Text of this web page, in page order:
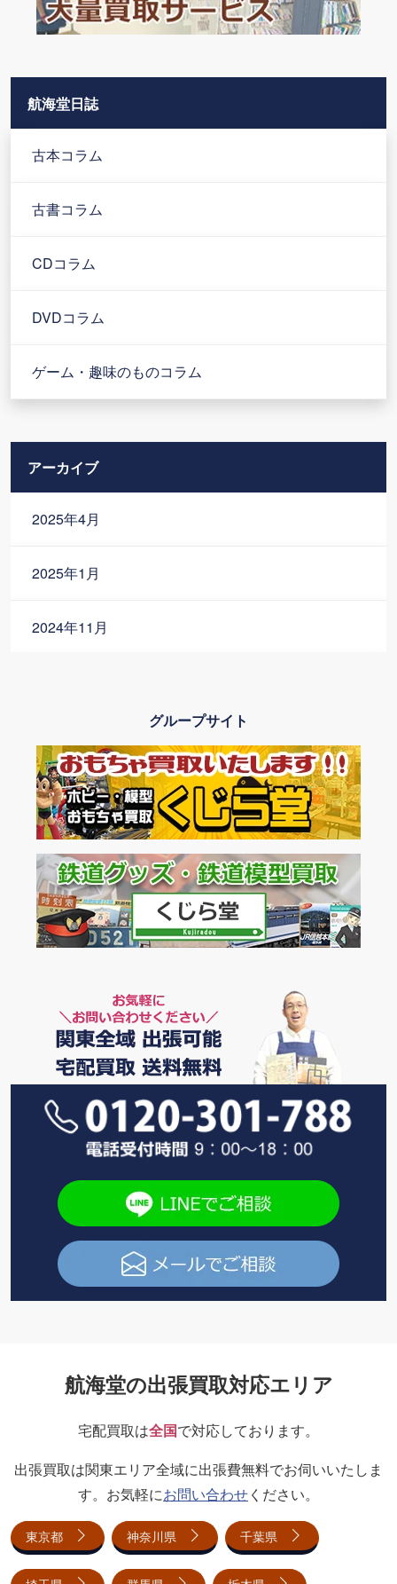
航海堂日誌
古本コラム
古書コラム
CDコラム
DVDコラム
ゲーム・趣味のものコラム
アーカイブ
2025年4月
2025年1月
2024年11月
グループサイト
航海堂の出張買取対応エリア
宅配買取は全国で対応しております。
出張買取は関東エリア全域に出張費無料でお伺いいたしま
す。お気軽にお問い合わせください。
東京都 神奈川県 千葉県